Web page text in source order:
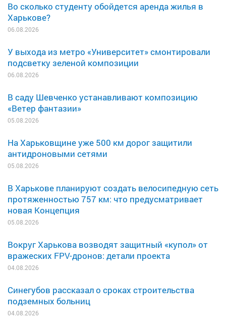
Во сколько студенту обойдется аренда жилья в
Харькове?
06.08.2026
У выхода из метро «Университет» смонтировали
подсветку зеленой композиции
06.08.2026
В саду Шевченко устанавливают композицию
«Ветер фантазии»
05.08.2026
На Харьковщине уже 500 км дорог защитили
антидроновыми сетями
05.08.2026
В Харькове планируют создать велосипедную сеть
протяженностью 757 км: что предусматривает
новая Концепция
05.08.2026
Вокруг Харькова возводят защитный «купол» от
вражеских FPV-дронов: детали проекта
04.08.2026
Синегубов рассказал о сроках строительства
подземных больниц
04.08.2026